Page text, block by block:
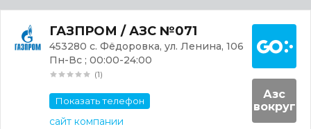
ГАЗПРОМ / АЗС №071
453280 с. Фёдоровка, ул. Ленина, 106
Пн-Вс ; 00:00-24:00
(1)
Показать телефон
сайт компании
Азс
вокруг